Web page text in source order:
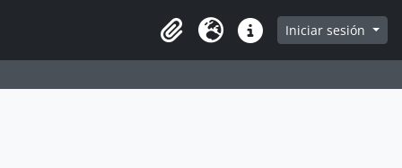
Clipboard
Idioma Enlaces rápidos
Iniciar sesión